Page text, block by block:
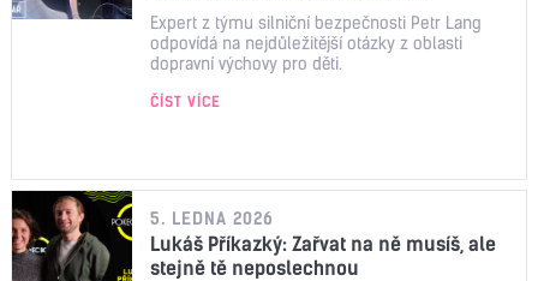
Expert z týmu silniční bezpečnosti Petr Lang
odpovídá na nejdůležitější otázky z oblasti
dopravní výchovy pro děti.
ČÍST VÍCE
5. LEDNA 2026
Lukáš Příkazký: Zařvat na ně musíš, ale
stejně tě neposlechnou